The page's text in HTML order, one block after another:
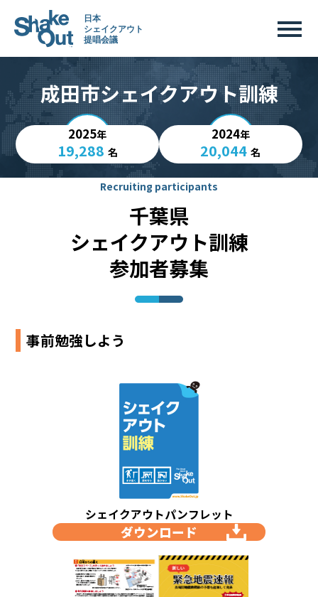
成田市シェイクアウト訓練
2025年
19,288 名
2024年
20,044 名
Recruiting participants
千葉県
シェイクアウト訓練
参加者募集
事前勉強しよう
シェイクアウトパンフレット
ダウンロード